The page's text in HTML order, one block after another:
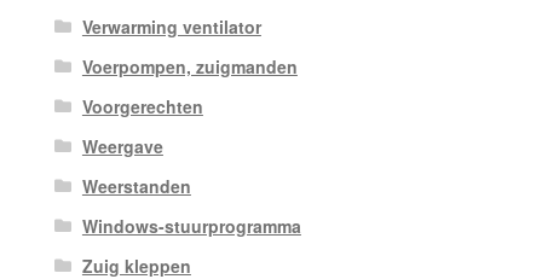
Verwarming ventilator
Voerpompen, zuigmanden
Voorgerechten
Weergave
Weerstanden
Windows-stuurprogramma
Zuig kleppen